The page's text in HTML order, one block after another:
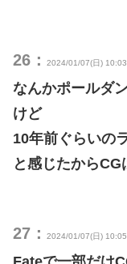
26： 2024/01/07(日)
なんかポールダ
けど
10年前ぐらいの
と感じたからCG
27： 2024/01/07(日)